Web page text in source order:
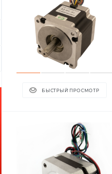
БЫСТРЫЙ ПРОСМОТР